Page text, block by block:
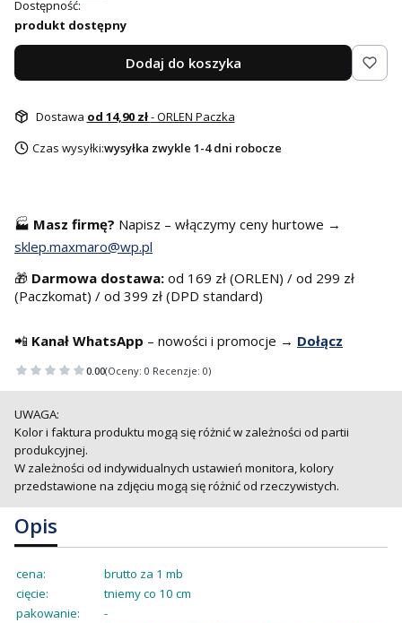
Dostępność:
produkt dostępny
Dodaj do koszyka
Dostawa od 14,90 zł- ORLEN Paczka
Czas wysyłki:wysyłka zwykle 1-4 dni robocze
🏭 Masz firmę? Napisz – włączymy ceny hurtowe →
sklep.maxmaro@wp.pl
🎁 Darmowa dostawa: od 169 zł (ORLEN) / od 299 zł
(Paczkomat) / od 399 zł (DPD standard)
📲 Kanał WhatsApp – nowości i promocje → Dołącz
0.00(Oceny: 0 Recenzje: 0)
UWAGA:
Kolor i faktura produktu mogą się różnić w zależności od partii
produkcyjnej.
W zależności od indywidualnych ustawień monitora, kolory
przedstawione na zdjęciu mogą się różnić od rzeczywistych.
Opis
cena:
brutto za 1 mb
cięcie:
tniemy co 10 cm
pakowanie:
-